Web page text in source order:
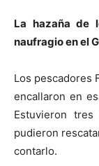
La hazaña de
naufragio en el
Los pescadores
encallaron en
Estuvieron
pudieron
contarlo.